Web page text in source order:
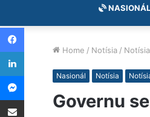
NASIONÁL
Home / Notísia /
Nasionál Notísia
Governu
Facebook
LinkedIn
Messenger